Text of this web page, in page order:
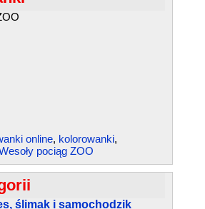
online, kolorowanki,
pociąg ZOO
ślimak i samochodzik